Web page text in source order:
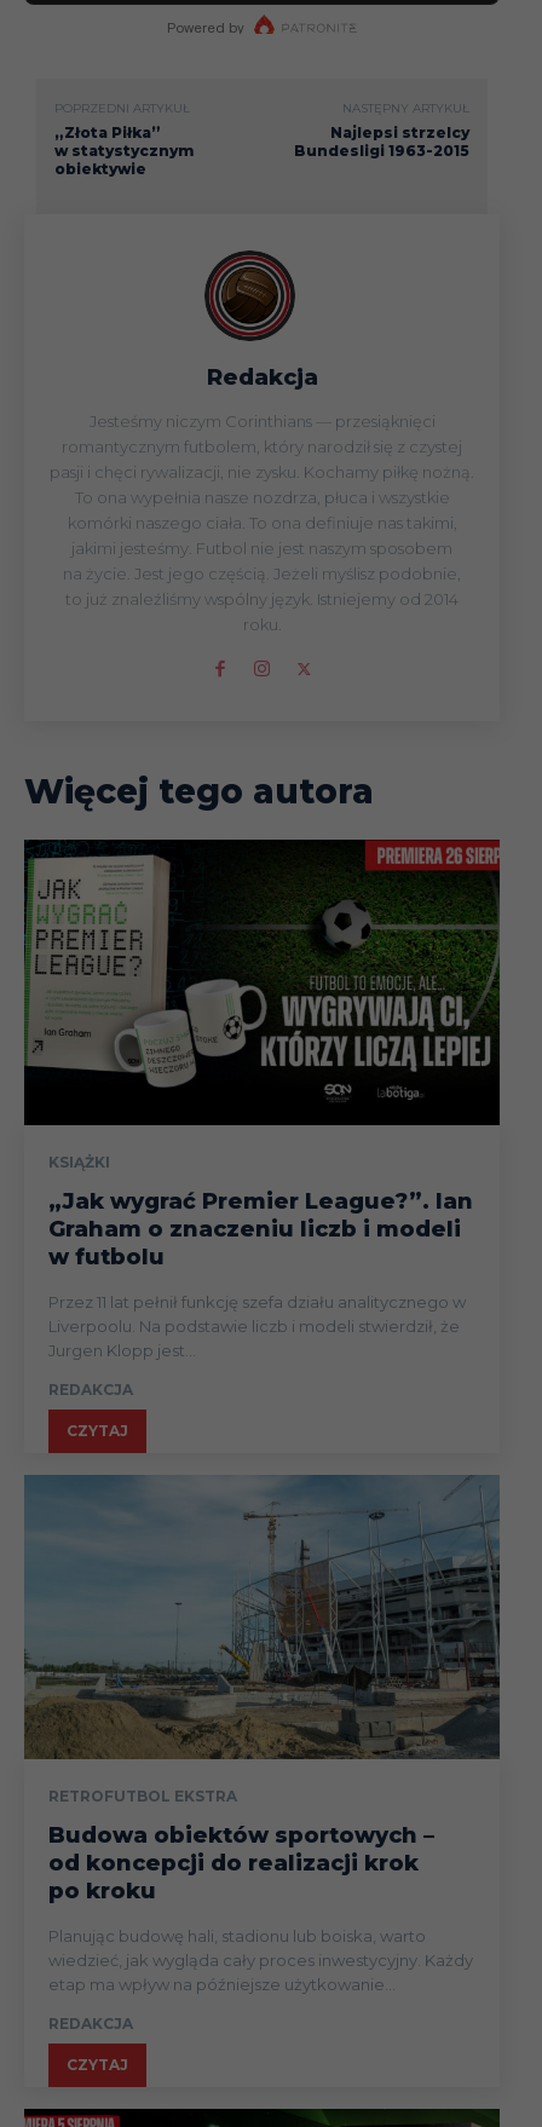
POPRZEDNI ARTYKUŁ
„Złota Piłka”
w statystycznym
obiektywie
NASTĘPNY ARTYKUŁ
Najlepsi strzelcy
Bundesligi 1963-2015
Redakcja
Jesteśmy niczym Corinthians — przesiąknięci
romantycznym futbolem, który narodził się z czystej
pasji i chęci rywalizacji, nie zysku. Kochamy piłkę nożną.
To ona wypełnia nasze nozdrza, płuca i wszystkie
komórki naszego ciała. To ona definiuje nas takimi,
jakimi jesteśmy. Futbol nie jest naszym sposobem
na życie. Jest jego częścią. Jeżeli myślisz podobnie,
to już znaleźliśmy wspólny język. Istniejemy od 2014
roku.
Więcej tego autora
KSIĄŻKI
„Jak wygrać Premier League?”. Ian
Graham o znaczeniu liczb i modeli
w futbolu
Przez 11 lat pełnił funkcję szefa działu analitycznego w
Liverpoolu. Na podstawie liczb i modeli stwierdził, że
Jurgen Klopp jest...
REDAKCJA
CZYTAJ
RETROFUTBOL EKSTRA
Budowa obiektów sportowych –
od koncepcji do realizacji krok
po kroku
Planując budowę hali, stadionu lub boiska, warto
wiedzieć, jak wygląda cały proces inwestycyjny. Każdy
etap ma wpływ na późniejsze użytkowanie...
REDAKCJA
CZYTAJ